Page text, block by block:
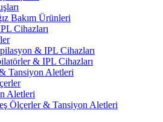
Bakım Ürünleri
Cihazları
& IPL Cihazları
& IPL Cihazları
Tansiyon Aletleri
Aletleri
Ölçerler & Tansiyon Aletleri